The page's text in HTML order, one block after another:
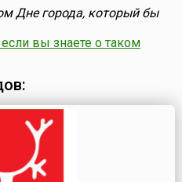
Дне города, который бы
вы знаете о таком